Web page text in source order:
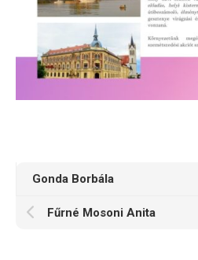
Gonda Borbála
Fűrné Mosoni Anita